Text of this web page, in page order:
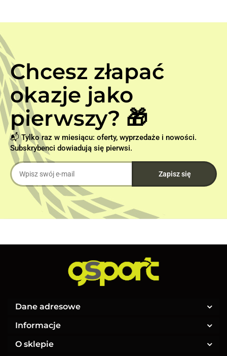
Chcesz złapać
okazje jako
pierwszy? 🎁
📬 Tylko raz w miesiącu: oferty, wyprzedaże i nowości.
Subskrybenci dowiadują się pierwsi.
Dane adresowe
Informacje
O sklepie